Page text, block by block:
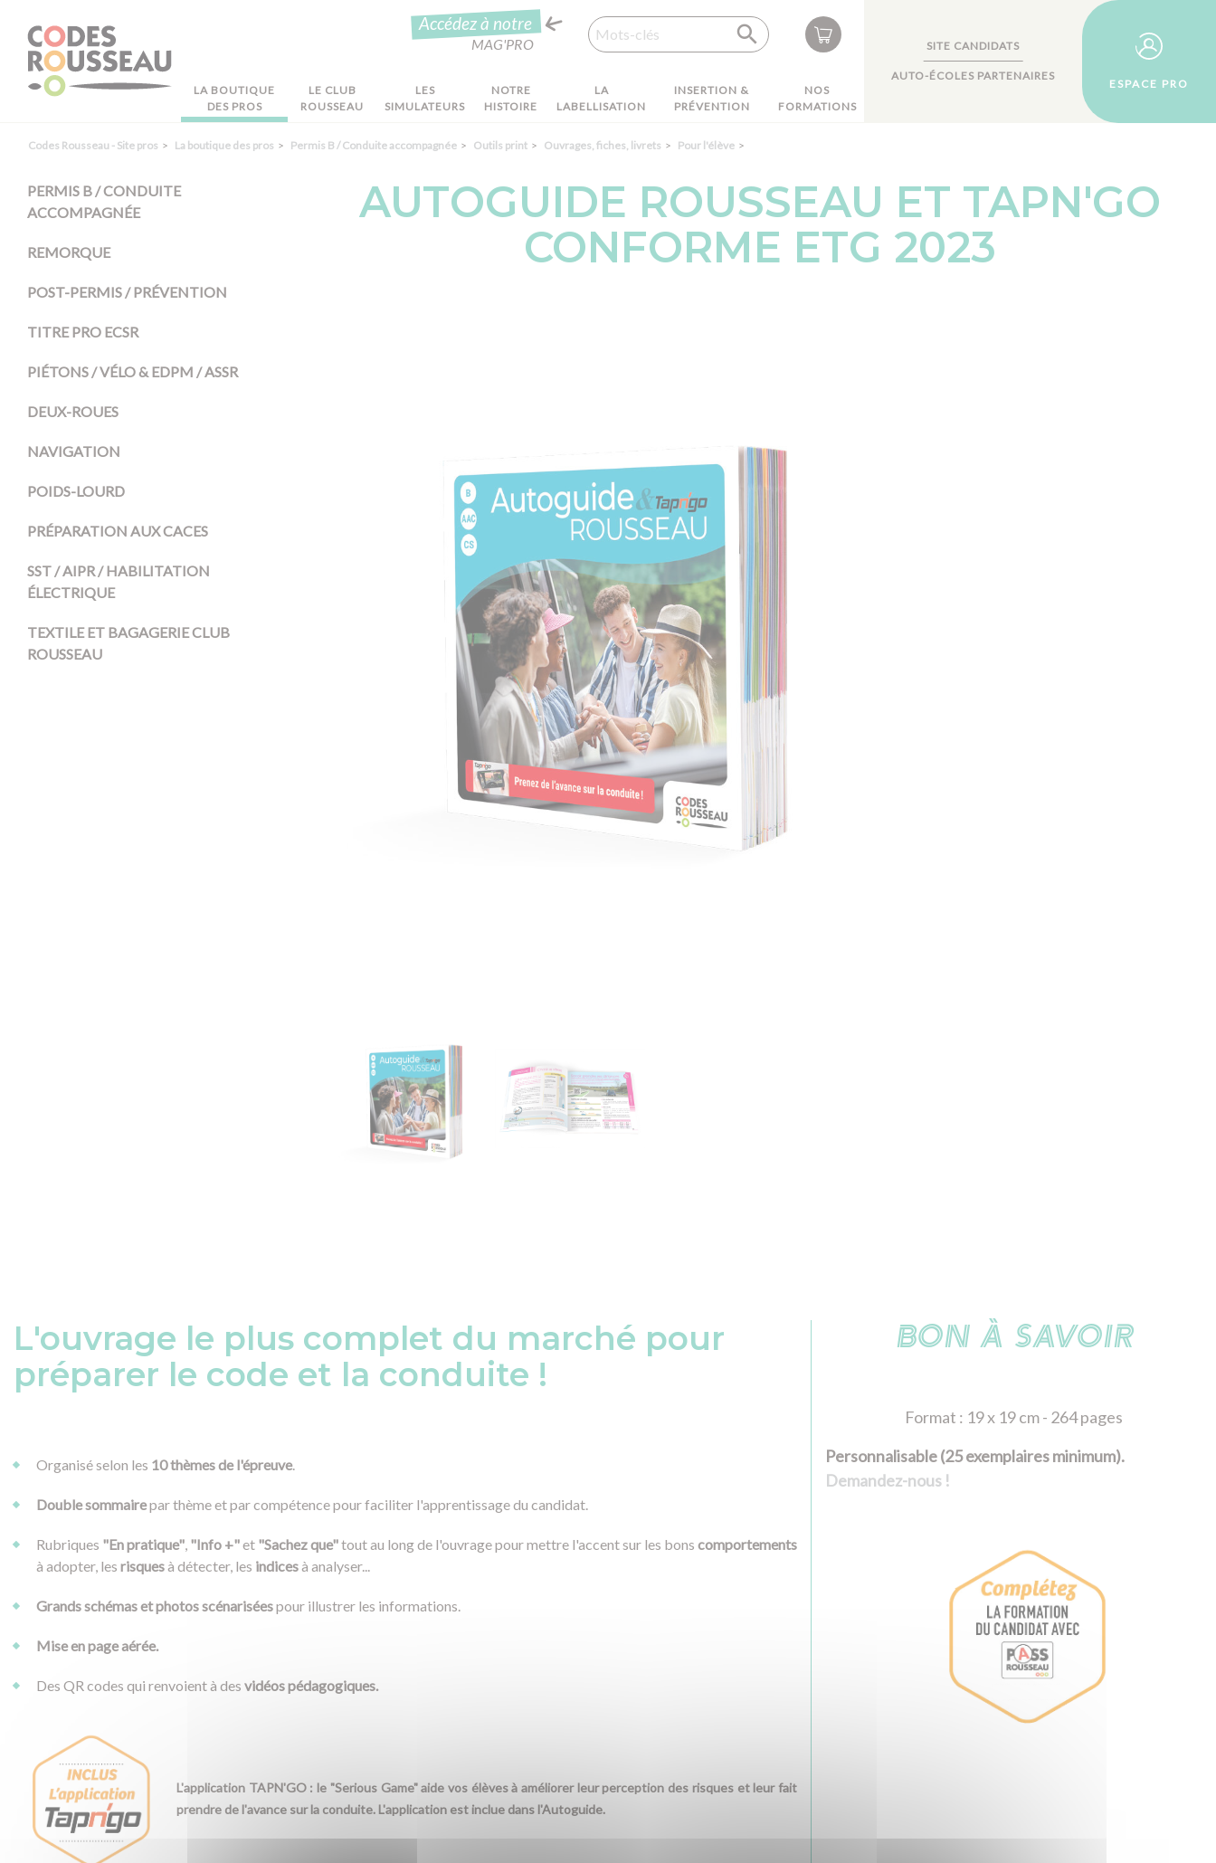
LA BOUTIQUE
DES PROS
LE CLUB
ROUSSEAU
LES
SIMULATEURS
NOTRE
HISTOIRE
LA
LABELLISATION
INSERTION &
PRÉVENTION
NOS
FORMATIONS
Accédez à notre
MAG'PRO
Recherche
SITE CANDIDATS
AUTO-ÉCOLES PARTENAIRES
ESPACE PRO
Codes Rousseau - Site pros La boutique des pros Permis B / Conduite accompagnée Outils print Ouvrages, fiches, livrets Pour l'élève
PERMIS B / CONDUITE
ACCOMPAGNÉE
REMORQUE
POST-PERMIS / PRÉVENTION
TITRE PRO ECSR
PIÉTONS / VÉLO & EDPM / ASSR
DEUX-ROUES
NAVIGATION
POIDS-LOURD
PRÉPARATION AUX CACES
SST / AIPR / HABILITATION
ÉLECTRIQUE
TEXTILE ET BAGAGERIE CLUB
ROUSSEAU
AUTOGUIDE ROUSSEAU ET TAPN'GO
CONFORME ETG 2023
L'ouvrage le plus complet du marché pour
préparer le code et la conduite !
Organisé selon les 10 thèmes de l'épreuve.
Double sommairepar thème et par compétence pour faciliter l'apprentissage du candidat.
Rubriques "En pratique", "Info +"et "Sachez que"tout au long de l'ouvrage pour mettre l'accent sur les bons comportements
à adopter, les risquesà détecter, les indicesà analyser...
Grands schémas et photos scénariséespour illustrer les informations.
Mise en page aérée.
Des QR codes qui renvoient à des vidéos pédagogiques.
L'application TAPN'GO : le "Serious Game" aide vos élèves à améliorer leur perception des risques et leur fait
prendre de l'avance sur la conduite. L'application est inclue dans l'Autoguide.
BON À SAVOIR
Format : 19 x 19 cm - 264 pages
Personnalisable (25 exemplaires minimum).
Demandez-nous !